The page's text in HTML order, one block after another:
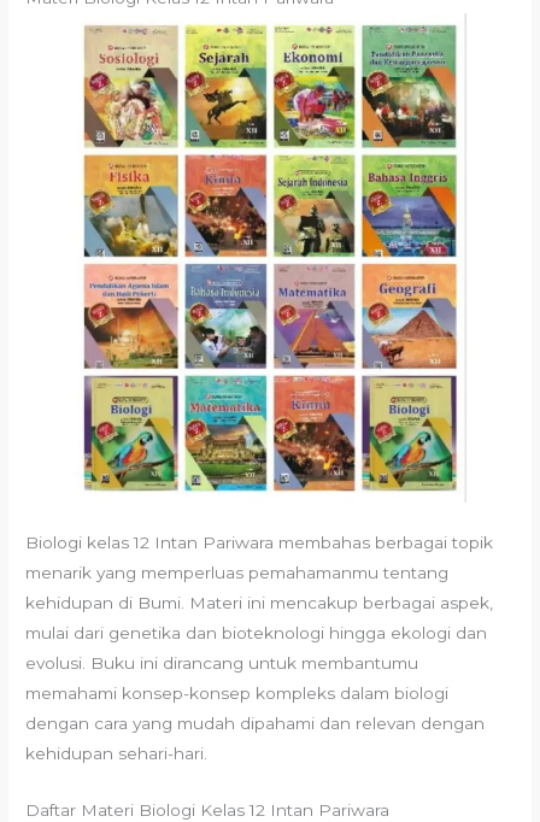
Biologi kelas 12 Intan Pariwara membahas berbagai topik
menarik yang memperluas pemahamanmu tentang
kehidupan di Bumi. Materi ini mencakup berbagai aspek,
mulai dari genetika dan bioteknologi hingga ekologi dan
evolusi. Buku ini dirancang untuk membantumu
memahami konsep-konsep kompleks dalam biologi
dengan cara yang mudah dipahami dan relevan dengan
kehidupan sehari-hari.
Daftar Materi Biologi Kelas 12 Intan Pariwara